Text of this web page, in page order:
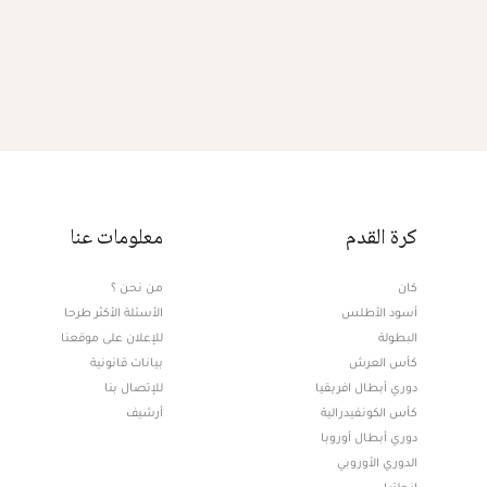
كرة القدم
كان
أسود الأطلس
البطولة
كأس العرش
دوري أبطال افريقيا
كأس الكونفيدرالية
دوري أبطال أوروبا
الدوري الأوروبي
معلومات عنا
من نحن ؟
الأسئلة الأكثر طرحا
للإعلان على موقعنا
بيانات قانونية
للإتصال بنا
أرشيف